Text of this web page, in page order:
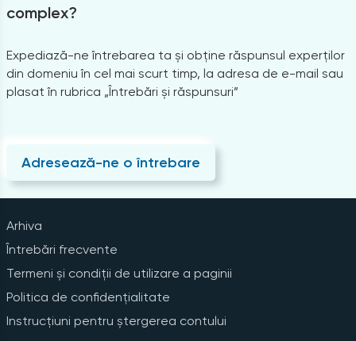
complex?
Expediază-ne întrebarea ta și obține răspunsul experților
din domeniu în cel mai scurt timp, la adresa de e-mail sau
plasat în rubrica „Întrebări și răspunsuri”
Adresează-ne o întrebare
Arhiva
Întrebări frecvente
Termeni și condiții de utilizare a paginii
Politica de confidențialitate
Instrucțiuni pentru ștergerea contului